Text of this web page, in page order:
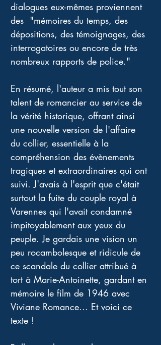
dialogues eux-mêmes proviennent
des  "mémoires du temps, des
dépositions, des témoignages, des
interrogatoires ou encore de très
nombreux rapports de police."
En résumé, l'auteur a mis tout son
talent de romancier au service de
la vérité historique, offrant ainsi
une nouvelle version de l'affaire
du collier, essentielle à la
compréhension des évènements
tragiques et extraordinaires qui ont
suivi. J'avais à l'esprit que c'était
surtout la fuite du couple royal à
Varennes qui l'avait condamné
impitoyablement aux yeux du
peuple. Je gardais une vision un
peu rocambolesque et ridicule de
ce scandale du collier attribué à
tort à Marie-Antoinette, gardant en
mémoire le film de 1946 avec
Viviane Romance... Et voici ce
texte !